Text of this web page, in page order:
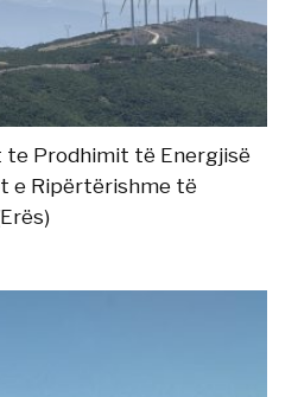
Prodhimit të Energjisë
e Ripërtërishme të